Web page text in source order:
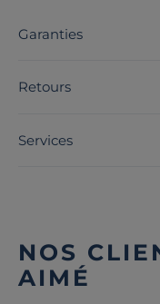
Garanties
Retours
Services
NOS
AIMÉ